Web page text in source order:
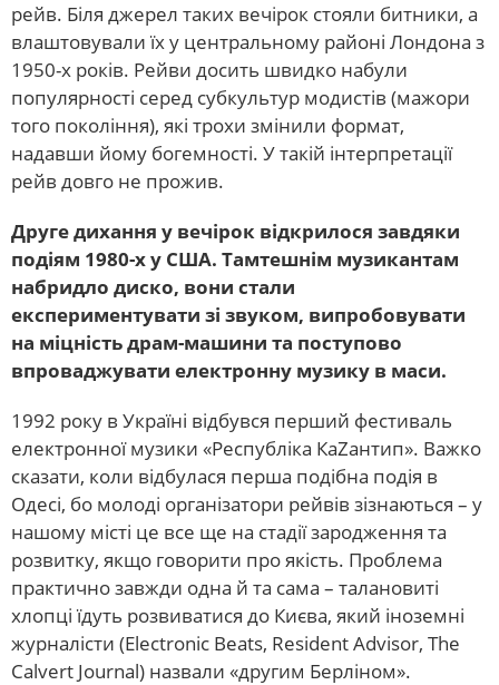
рейв. Біля джерел таких вечірок стояли битники, а
влаштовували їх у центральному районі Лондона з
1950-х років. Рейви досить швидко набули
популярності серед субкультур модистів (мажори
того покоління), які трохи змінили формат,
надавши йому богемності. У такій інтерпретації
рейв довго не прожив.
Друге дихання у вечірок відкрилося завдяки
подіям 1980-х у США. Тамтешнім музикантам
набридло диско, вони стали
експериментувати зі звуком, випробовувати
на міцність драм-машини та поступово
впроваджувати електронну музику в маси.
1992 року в Україні відбувся перший фестиваль
електронної музики «Республіка КаZaнтип». Важко
сказати, коли відбулася перша подібна подія в
Одесі, бо молоді організатори рейвів зізнаються – у
нашому місті це все ще на стадії зародження та
розвитку, якщо говорити про якість. Проблема
практично завжди одна й та сама – талановиті
хлопці їдуть розвиватися до Києва, який іноземні
журналісти (Electronic Beats, Resident Advisor, The
Calvert Journal) назвали «другим Берліном».